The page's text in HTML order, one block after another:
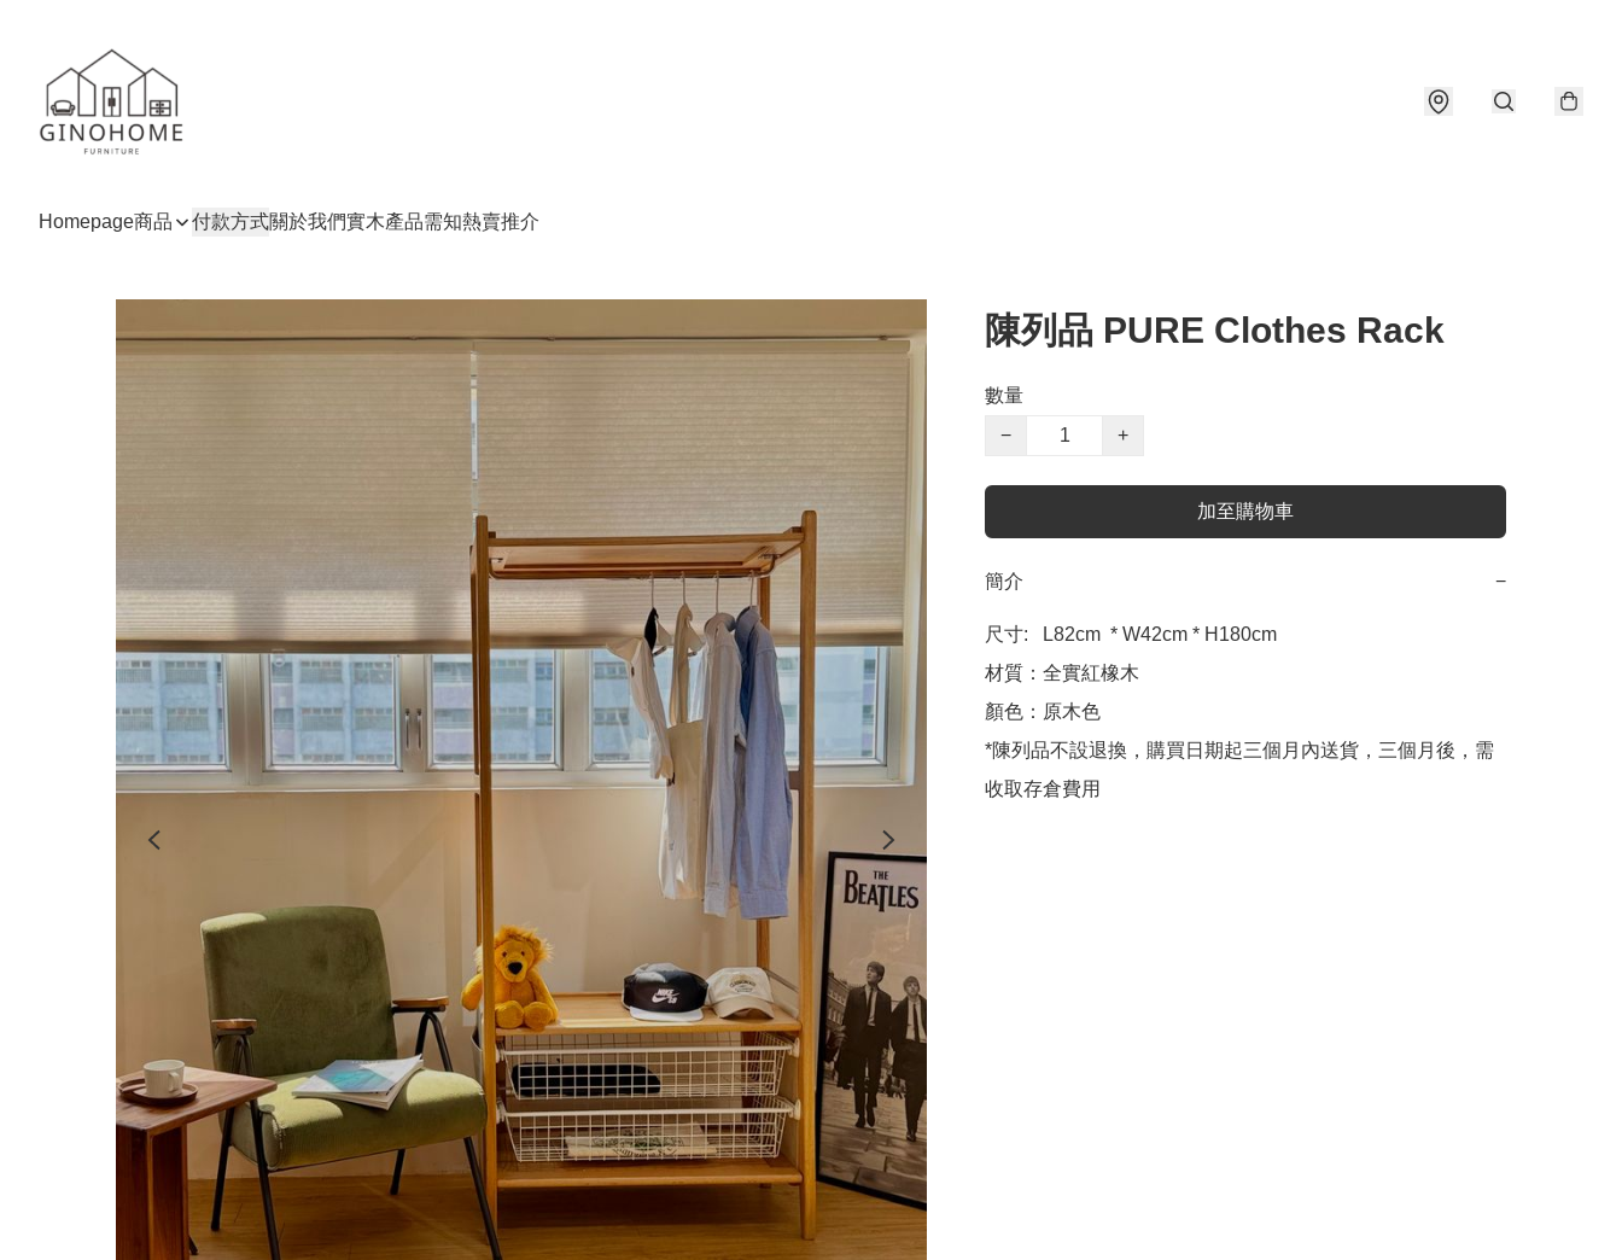
Homepage商品 付款方式關於我們實木產品需知熱賣推介
陳列品 PURE Clothes Rack
數量
−
+
加至購物車
簡介 −
尺寸:   L82cm  * W42cm * H180cm
材質：全實紅橡木
顏色：原木色
*陳列品不設退換，購買日期起三個月內送貨，三個月後，需